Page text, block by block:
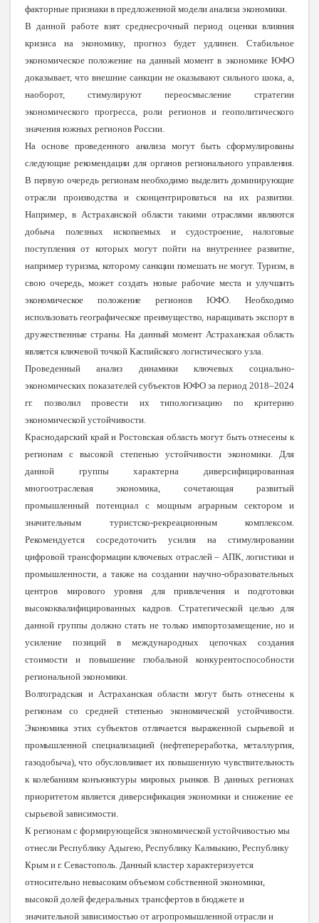
факторные признаки в предложенной модели анализа экономики.
В данной работе взят среднесрочный период оценки влияния
кризиса на экономику, прогноз будет удлинен. Стабильное
экономическое положение на данный момент в экономике ЮФО
доказывает, что внешние санкции не оказывают сильного шока, а,
наоборот, стимулируют переосмысление стратегии
экономического прогресса, роли регионов и геополитического
значения южных регионов России.
На основе проведенного анализа могут быть сформулированы
следующие рекомендации для органов регионального управления.
В первую очередь регионам необходимо выделить доминирующие
отрасли производства и сконцентрироваться на их развитии.
Например, в Астраханской области такими отраслями являются
добыча полезных ископаемых и судостроение, налоговые
поступления от которых могут пойти на внутреннее развитие,
например туризма, которому санкции помешать не могут. Туризм, в
свою очередь, может создать новые рабочие места и улучшить
экономическое положение регионов ЮФО. Необходимо
использовать географическое преимущество, наращивать экспорт в
дружественные страны. На данный момент Астраханская область
является ключевой точкой Каспийского логистического узла.
Проведенный анализ динамики ключевых социально-
экономических показателей субъектов ЮФО за период 2018–2024
гг. позволил провести их типологизацию по критерию
экономической устойчивости.
Краснодарский край и Ростовская область могут быть отнесены к
регионам с высокой степенью устойчивости экономики. Для
данной группы характерна диверсифицированная
многоотраслевая экономика, сочетающая развитый
промышленный потенциал с мощным аграрным сектором и
значительным туристско-рекреационным комплексом.
Рекомендуется сосредоточить усилия на стимулировании
цифровой трансформации ключевых отраслей – АПК, логистики и
промышленности, а также на создании научно-образовательных
центров мирового уровня для привлечения и подготовки
высококвалифицированных кадров. Стратегической целью для
данной группы должно стать не только импортозамещение, но и
усиление позиций в международных цепочках создания
стоимости и повышение глобальной конкурентоспособности
региональной экономики.
Волгоградская и Астраханская области могут быть отнесены к
регионам со средней степенью экономической устойчивости.
Экономика этих субъектов отличается выраженной сырьевой и
промышленной специализацией (нефтепереработка, металлургия,
газодобыча), что обусловливает их повышенную чувствительность
к колебаниям конъюнктуры мировых рынков. В данных регионах
приоритетом является диверсификация экономики и снижение ее
сырьевой зависимости.
К регионам с формирующейся экономической устойчивостью мы
отнесли Республику Адыгею, Республику Калмыкию, Республику
Крым и г. Севастополь. Данный кластер характеризуется
относительно невысоким объемом собственной экономики,
высокой долей федеральных трансфертов в бюджете и
значительной зависимостью от агропромышленной отрасли и